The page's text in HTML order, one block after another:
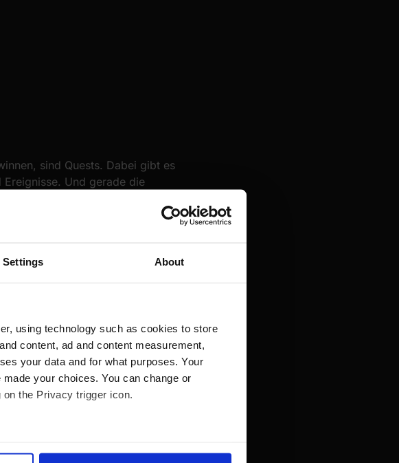
Settings About
using technology such as cookies to store
content, ad and content measurement,
your data and for what purposes. Your
your choices. You can change or
the Privacy trigger icon.
sind Quests. Dabei gibt es
Ereignisse. Und gerade die